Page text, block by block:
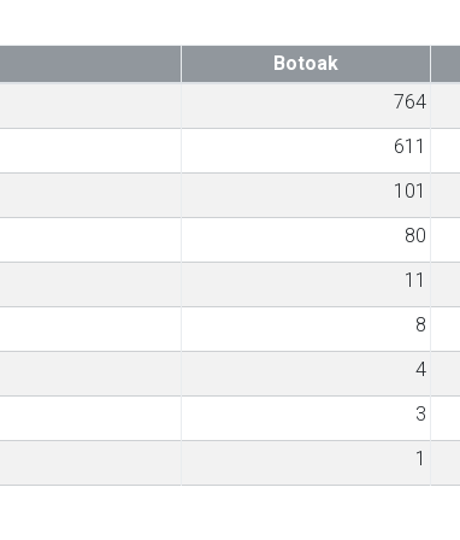
Botoak
764
611
101
80
11
8
4
3
1